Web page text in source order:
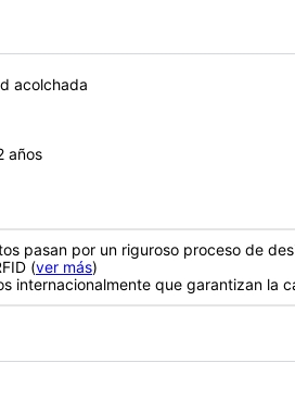
acolchada
años
pasan por un riguroso proceso de
(ver más)
internacionalmente que garantizan la